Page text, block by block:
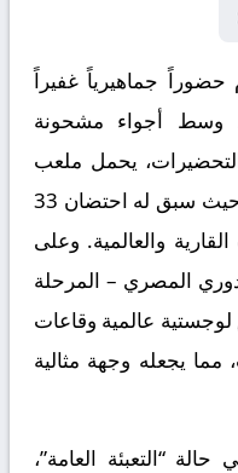
جماهيرياً غفيراً
وسط أجواء مشحونة
يحمل ملعب
حرس الحدود إرثاً تاريخياً عريقاً، حيث سبق له احتضان 33
والعالمية. وعلى
المصري – المرحلة
عالمية وقاعات
يجعله وجهة مثالية
“التعبئة العامة”،